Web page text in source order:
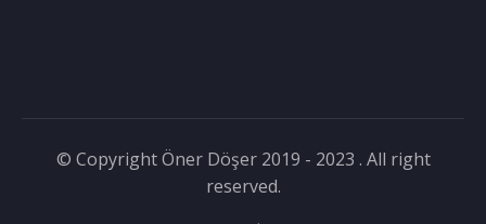
© Copyright Öner Döşer 2019 - 2023 . All right
reserved.